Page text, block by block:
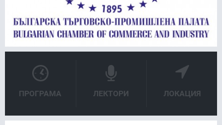
ПРОГРАМА ЛЕКТОРИ ЛОКАЦИЯ